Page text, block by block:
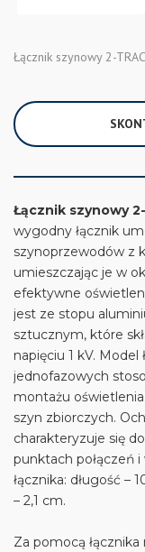
Łącznik szynowy 2-
Łącznik szynowy
wygodny łącznik
szynoprzewodów z
umieszczając je w
efektywne
jest ze stopu
sztucznym, które
napięciu 1 kV. Model
jednofazowych
montażu
szyn zbiorczych.
charakteryzuje się
punktach połączeń
łącznika: długość –
– 2,1 cm.
Za pomocą